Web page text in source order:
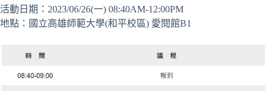
活動日期：2023/06/26(一) 08:40AM-12:00PM
地點：國立高雄師範大學(和平校區) 愛閱館B1